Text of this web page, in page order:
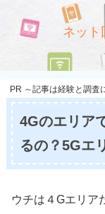
ネット
PR ～記事は経験と調査
4Gのエリア
るの？5Gエ
ウチは４Gエリア